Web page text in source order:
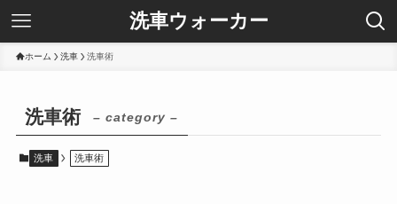
洗車ウォーカー
ホーム 洗車 洗車術
洗車術 – category –
洗車 洗車術